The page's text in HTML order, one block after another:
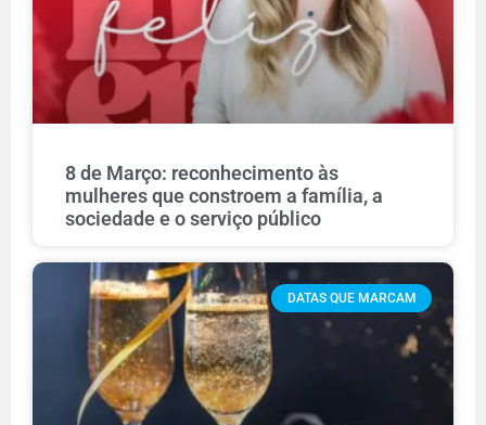
8 de Março: reconhecimento às
mulheres que constroem a família, a
sociedade e o serviço público
DATAS QUE MARCAM